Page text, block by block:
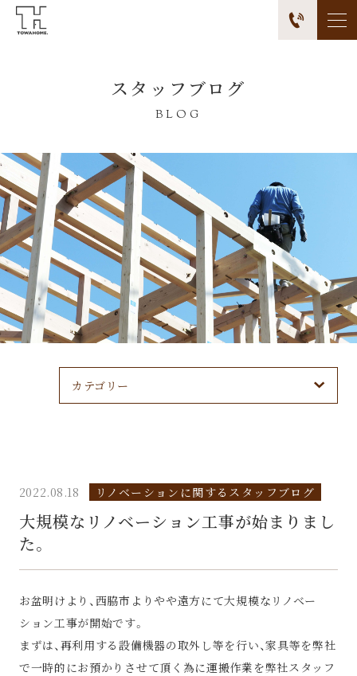
スタッフブログ
BLOG
カテゴリー
2022.08.18 リノベーションに関するスタッフブログ
大規模なリノベーション工事が始まりまし
た。
お盆明けより、西脇市よりやや遠方にて大規模なリノベー
ション工事が開始です。
まずは、再利用する設備機器の取外し等を行い、家具等を弊社
で一時的にお預かりさせて頂く為に運搬作業を弊社スタッフ